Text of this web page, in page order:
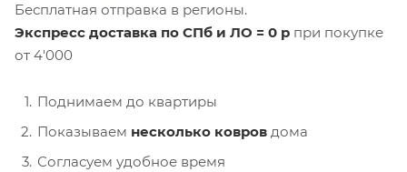
Бесплатная отправка в регионы.
Экспресс доставка по СПб и ЛО = 0 р при покупке
от 4'000
Поднимаем до квартиры
Показываем несколько ковров дома
Согласуем удобное время